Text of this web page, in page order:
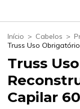
Início > Cabelos >
Truss Uso
Truss
Capilar